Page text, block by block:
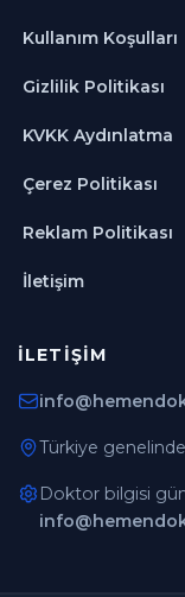
Kullanım Koşulları
Gizlilik Politikası
KVKK Aydınlatma
Çerez Politikası
Reklam Politikası
İletişim
İLETIŞIM
Türkiye
Doktor bilgisi